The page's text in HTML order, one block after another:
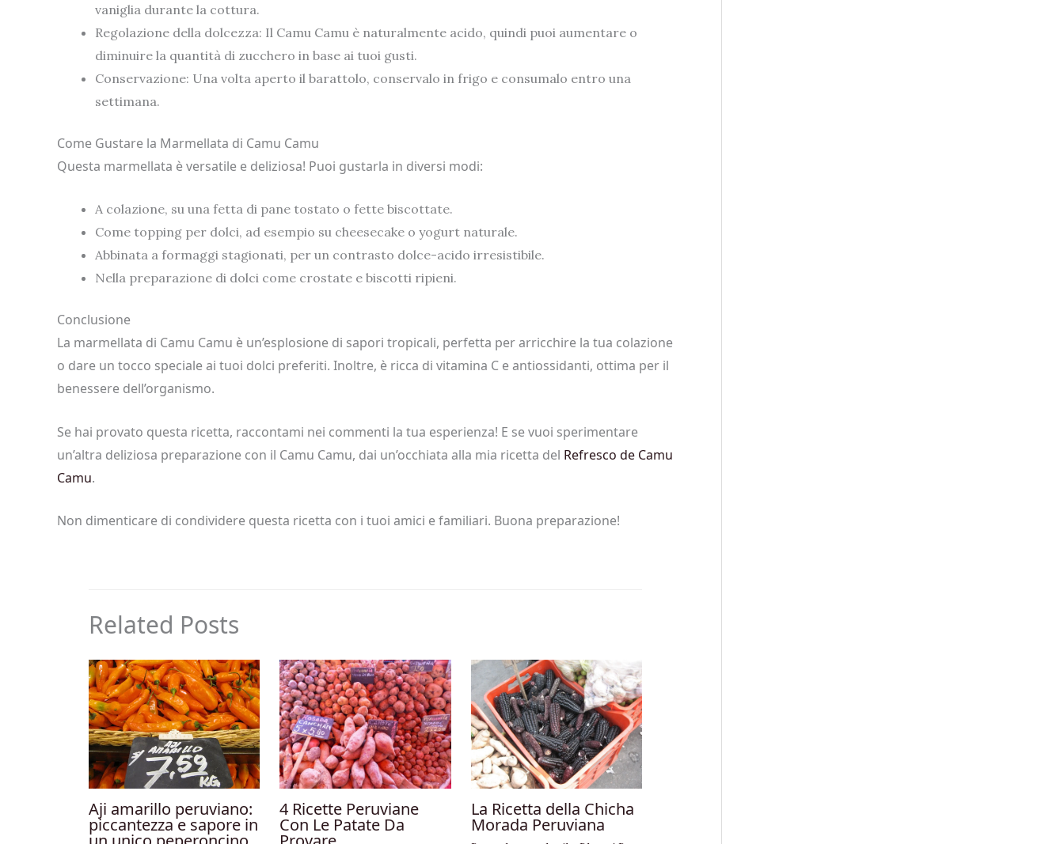
vaniglia durante la cottura.
Regolazione della dolcezza: Il Camu Camu è naturalmente acido, quindi puoi aumentare o
diminuire la quantità di zucchero in base ai tuoi gusti.
Conservazione: Una volta aperto il barattolo, conservalo in frigo e consumalo entro una
settimana.
Come Gustare la Marmellata di Camu Camu
Questa marmellata è versatile e deliziosa! Puoi gustarla in diversi modi:
A colazione, su una fetta di pane tostato o fette biscottate.
Come topping per dolci, ad esempio su cheesecake o yogurt naturale.
Abbinata a formaggi stagionati, per un contrasto dolce-acido irresistibile.
Nella preparazione di dolci come crostate e biscotti ripieni.
Conclusione
La marmellata di Camu Camu è un’esplosione di sapori tropicali, perfetta per arricchire la tua colazione
o dare un tocco speciale ai tuoi dolci preferiti. Inoltre, è ricca di vitamina C e antiossidanti, ottima per il
benessere dell’organismo.
Se hai provato questa ricetta, raccontami nei commenti la tua esperienza! E se vuoi sperimentare
un’altra deliziosa preparazione con il Camu Camu, dai un’occhiata alla mia ricetta del Refresco de Camu
Camu.
Non dimenticare di condividere questa ricetta con i tuoi amici e familiari. Buona preparazione!
Related Posts
Aji amarillo peruviano:
piccantezza e sapore in
4 Ricette Peruviane
Con Le Patate Da
La Ricetta della Chicha
Morada Peruviana